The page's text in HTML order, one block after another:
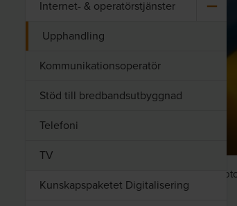
Foto:
Internet-​ & ope­ra­törs­tjäns­ter
Upphandling
Kommunikationsoperatör
Stöd till bredbandsutbyggnad
Telefoni
TV
Kunskapspaketet Digitalisering